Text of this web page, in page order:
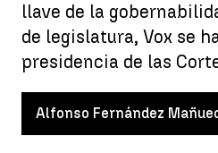
llave de la
de legislatura, Vox se
presidencia de las
Alfonso Fernández